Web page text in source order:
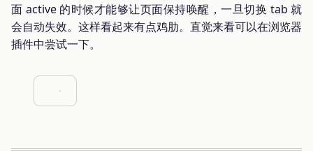
面 active 的时候才能够让页面保持唤醒，一旦切换 tab 就
会自动失效。这样看起来有点鸡肋。直觉来看可以在浏览器
插件中尝试一下。